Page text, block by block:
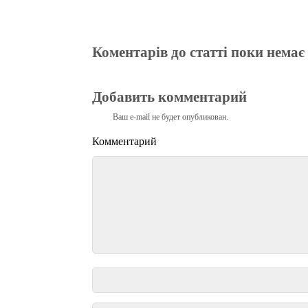
Коментарів до статті поки немає
Добавить комментарий
Ваш e-mail не будет опубликован.
Комментарий